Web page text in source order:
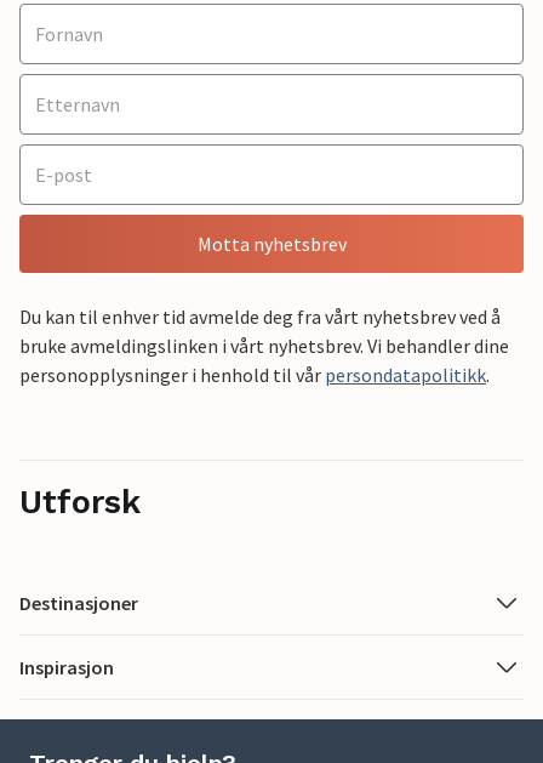
Motta nyhetsbrev
Du kan til enhver tid avmelde deg fra vårt nyhetsbrev ved å
bruke avmeldingslinken i vårt nyhetsbrev. Vi behandler dine
personopplysninger i henhold til vår persondatapolitikk.
Utforsk
Destinasjoner
Inspirasjon